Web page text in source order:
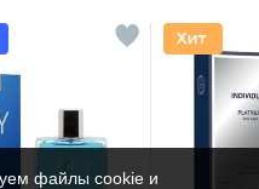
файлы cookie и